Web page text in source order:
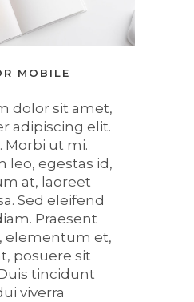
MOBILE
dolor sit amet,
adipiscing elit.
Morbi ut mi.
leo, egestas id,
at, laoreet
Sed eleifend
Praesent
elementum et,
posuere sit
tincidunt
viverra